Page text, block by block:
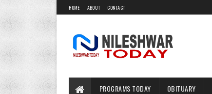
HOME ABOUT CONTACT
PROGRAMS TODAY OBITUARY